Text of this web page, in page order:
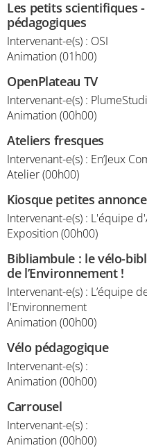
Les petits scientifiques
pédagogiques
Intervenant-e(s) : OSI
Animation (01h00)
OpenPlateau TV
Intervenant-e(s) :
Animation (00h00)
Ateliers fresques
Intervenant-e(s) : En’Jeux
Atelier (00h00)
Kiosque petites
Intervenant-e(s) : L'équipe
Exposition (00h00)
Bibliambule : le vélo-
de l’Environnement !
Intervenant-e(s) : L’équipe
l'Environnement
Animation (00h00)
Vélo pédagogique
Intervenant-e(s) :
Animation (00h00)
Carrousel
Intervenant-e(s) :
Animation (00h00)